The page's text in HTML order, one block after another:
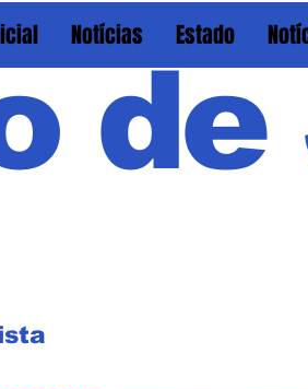
Notícias Estado